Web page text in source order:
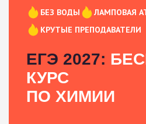
БЕЗ ВОДЫ
ЛАМПОВАЯ
КРУТЫЕ ПРЕПОДАВАТЕЛИ
ЕГЭ 2027:
КУРС
ПО ХИМИИ